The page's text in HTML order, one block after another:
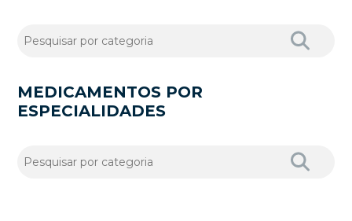
MEDICAMENTOS POR
ESPECIALIDADES